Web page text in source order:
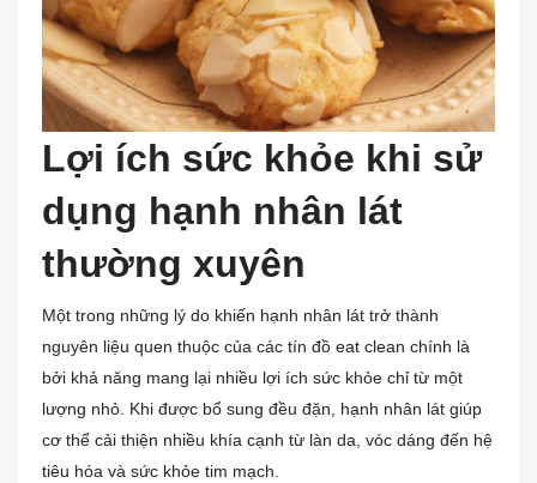
Lợi ích sức khỏe khi sử
dụng hạnh nhân lát
thường xuyên
Một trong những lý do khiến hạnh nhân lát trở thành
nguyên liệu quen thuộc của các tín đồ eat clean chính là
bởi khả năng mang lại nhiều lợi ích sức khỏe chỉ từ một
lượng nhỏ. Khi được bổ sung đều đặn, hạnh nhân lát giúp
cơ thể cải thiện nhiều khía cạnh từ làn da, vóc dáng đến hệ
tiêu hóa và sức khỏe tim mạch.